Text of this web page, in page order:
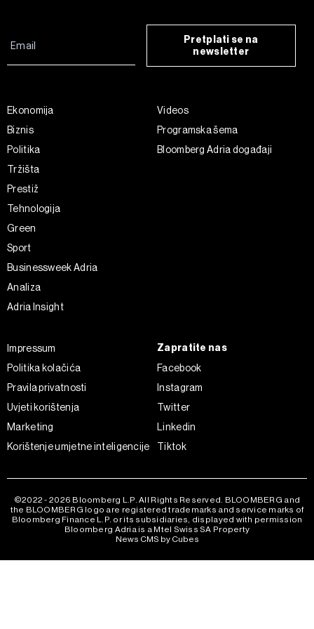
Pretplati se na
newsletter
Ekonomija
Biznis
Politika
Tržišta
Prestiž
Tehnologija
Green
Sport
Businessweek Adria
Analiza
Adria Insight
Videos
Programska šema
Bloomberg Adria događaji
Impressum
Politika kolačića
Pravila privatnosti
Uvjeti korištenja
Marketing
Korištenje umjetne inteligencije
Zapratite nas
Facebook
Instagram
Twitter
Linkedin
Tiktok
©2022 - 2026 Bloomberg L.P. All Rights Reserved. BLOOMBERG and
the BLOOMBERG logo are registered trademarks and service marks of
Bloomberg Finance L.P. or its subsidiaries, displayed with permission
Bloomberg Adria is a Mtel Swiss SA Property
News CMS by Cubes